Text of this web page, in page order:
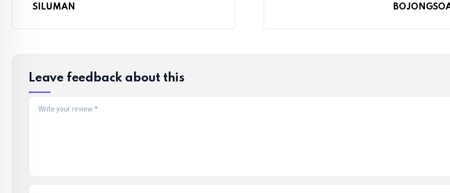
SILUMAN
Leave feedback about this